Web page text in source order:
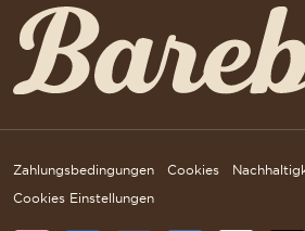
Zahlungsbedingungen Cookies
Cookies Einstellungen